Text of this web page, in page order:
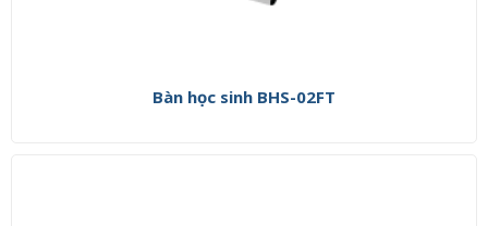
Bàn học sinh BHS-02FT